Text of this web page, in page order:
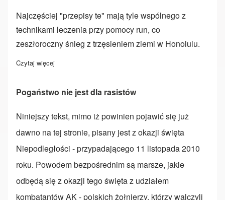
Najczęściej "przepisy te" mają tyle wspólnego z
technikami leczenia przy pomocy run, co
zeszłoroczny śnieg z trzęsieniem ziemi w Honolulu.
Czytaj więcej
Pogaństwo nie jest dla rasistów
Niniejszy tekst, mimo iż powinien pojawić się już
dawno na tej stronie, pisany jest z okazji święta
Niepodległości - przypadającego 11 listopada 2010
roku. Powodem bezpośrednim są marsze, jakie
odbędą się z okazji tego święta z udziałem
kombatantów AK - polskich żołnierzy, którzy walczyli